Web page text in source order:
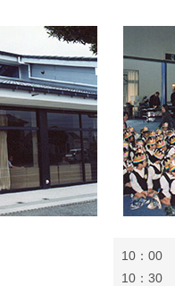
10：00
10：30